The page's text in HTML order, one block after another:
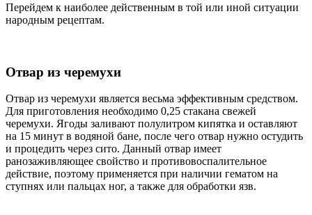
Перейдем к наиболее действенным в той или иной ситуации
народным рецептам.
Отвар из черемухи
Отвар из черемухи является весьма эффективным средством.
Для приготовления необходимо 0,25 стакана свежей
черемухи. Ягоды заливают полулитром кипятка и оставляют
на 15 минут в водяной бане, после чего отвар нужно остудить
и процедить через сито. Данный отвар имеет
ранозаживляющее свойство и противовоспалительное
действие, поэтому применяется при наличии гематом на
ступнях или пальцах ног, а также для обработки язв.